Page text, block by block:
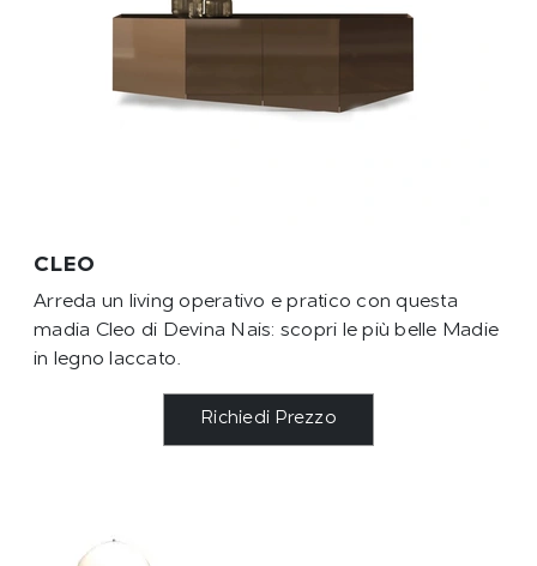
CLEO
Arreda un living operativo e pratico con questa
madia Cleo di Devina Nais: scopri le più belle Madie
in legno laccato.
Richiedi Prezzo